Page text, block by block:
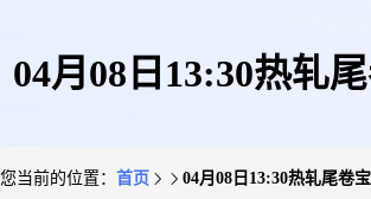
04月08日13:30热轧
您当前的位置： 首页 04月08日13:30热轧尾卷